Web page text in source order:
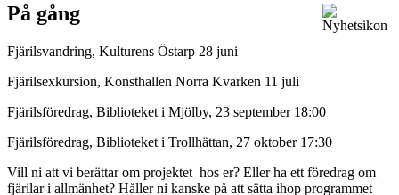
På gång
Fjärilsvandring, Kulturens Östarp 28 juni
Fjärilsexkursion, Konsthallen Norra Kvarken 11 juli
Fjärilsföredrag, Biblioteket i Mjölby, 23 september 18:00
Fjärilsföredrag, Biblioteket i Trollhättan, 27 oktober 17:30
Vill ni att vi berättar om projektet hos er? Eller ha ett föredrag om
fjärilar i allmänhet? Håller ni kanske på att sätta ihop programmet